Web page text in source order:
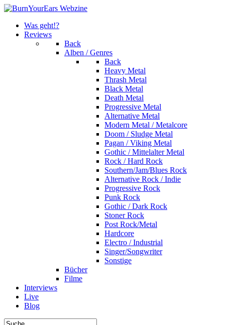
Was geht!?
Reviews
Back
Alben / Genres
Back
Heavy Metal
Thrash Metal
Black Metal
Death Metal
Progressive Metal
Alternative Metal
Modern Metal / Metalcore
Doom / Sludge Metal
Pagan / Viking Metal
Gothic / Mittelalter Metal
Rock / Hard Rock
Southern/Jam/Blues Rock
Alternative Rock / Indie
Progressive Rock
Punk Rock
Gothic / Dark Rock
Stoner Rock
Post Rock/Metal
Hardcore
Electro / Industrial
Singer/Songwriter
Sonstige
Bücher
Filme
Interviews
Live
Blog